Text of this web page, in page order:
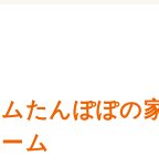
たんぽぽの
ム